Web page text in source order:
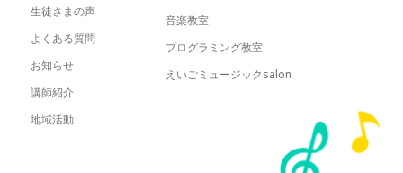
生徒さまの声
よくある質問
お知らせ
講師紹介
地域活動
音楽教室
プログラミング教室
えいごミュージックsalon